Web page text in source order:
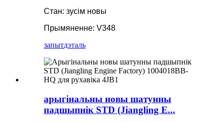
Стан: зусім новы
Прымяненне: V348
запытдэталь
арыгінальны новы шатунны
падшыпнік STD (Jiangling E...